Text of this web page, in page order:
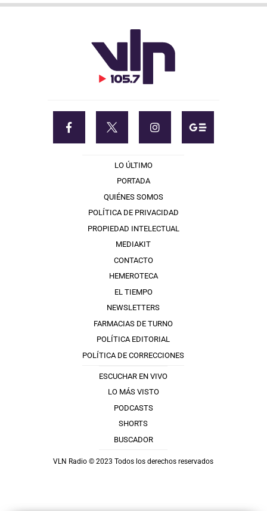
LO ÚLTIMO
PORTADA
QUIÉNES SOMOS
POLÍTICA DE PRIVACIDAD
PROPIEDAD INTELECTUAL
MEDIAKIT
CONTACTO
HEMEROTECA
EL TIEMPO
NEWSLETTERS
FARMACIAS DE TURNO
POLÍTICA EDITORIAL
POLÍTICA DE CORRECCIONES
ESCUCHAR EN VIVO
LO MÁS VISTO
PODCASTS
SHORTS
BUSCADOR
VLN Radio © 2023 Todos los derechos reservados